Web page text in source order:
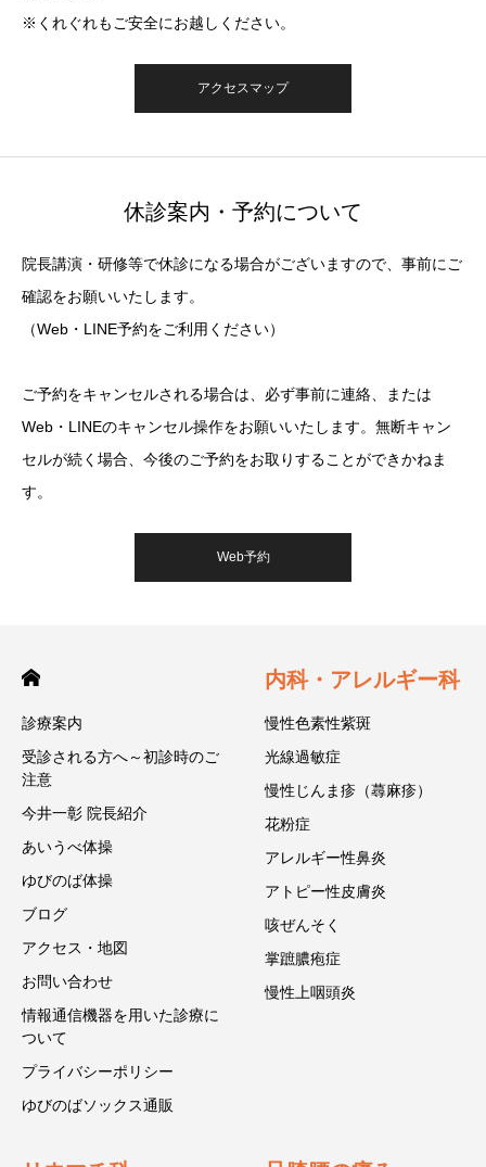
※くれぐれもご安全にお越しください。
アクセスマップ
休診案内・予約について
院長講演・研修等で休診になる場合がございますので、事前にご
確認をお願いいたします。
（Web・LINE予約をご利用ください）
ご予約をキャンセルされる場合は、必ず事前に連絡、または
Web・LINEのキャンセル操作をお願いいたします。無断キャン
セルが続く場合、今後のご予約をお取りすることができかねま
す。
Web予約
診療案内
受診される方へ～初診時のご
注意
今井一彰 院長紹介
あいうべ体操
ゆびのば体操
ブログ
アクセス・地図
お問い合わせ
情報通信機器を用いた診療に
ついて
プライバシーポリシー
ゆびのばソックス通販
内科・アレルギー科
慢性色素性紫斑
光線過敏症
慢性じんま疹（蕁麻疹）
花粉症
アレルギー性鼻炎
アトピー性皮膚炎
咳ぜんそく
掌蹠膿疱症
慢性上咽頭炎